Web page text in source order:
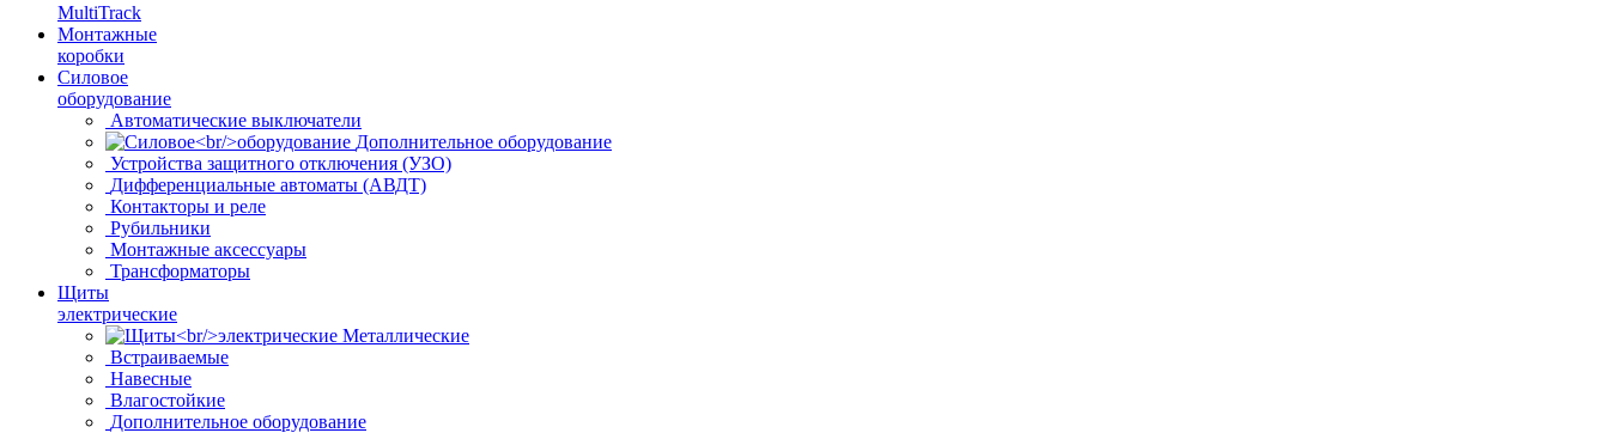
MultiTrack
Монтажные
коробки
Силовое
оборудование
Автоматические выключатели
Дополнительное оборудование
Устройства защитного отключения (УЗО)
Дифференциальные автоматы (АВДТ)
Контакторы и реле
Рубильники
Монтажные аксессуары
Трансформаторы
Щиты
электрические
Металлические
Встраиваемые
Навесные
Влагостойкие
Дополнительное оборудование